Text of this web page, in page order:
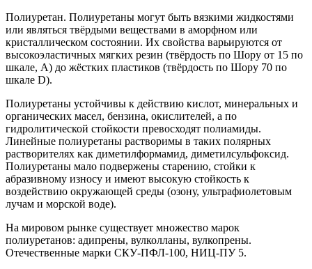
Полиуретан. Полиуретаны могут быть вязкими жидкостями
или являться твёрдыми веществами в аморфном или
кристаллическом состоянии. Их свойства варьируются от
высокоэластичных мягких резин (твёрдость по Шору от 15 по
шкале, А) до жёстких пластиков (твёрдость по Шору 70 по
шкале D).
Полиуретаны устойчивы к действию кислот, минеральных и
органических масел, бензина, окислителей, а по
гидролитической стойкости превосходят полиамиды.
Линейные полиуретаны растворимы в таких полярных
растворителях как диметилформамид, диметилсульфоксид.
Полиуретаны мало подвержены старению, стойки к
абразивному износу и имеют высокую стойкость к
воздействию окружающей среды (озону, ультрафиолетовым
лучам и морской воде).
На мировом рынке существует множество марок
полиуретанов: адипрены, вулколланы, вулкопрены.
Отечественные марки СКУ-ПФЛ-100, НИЦ-ПУ 5.